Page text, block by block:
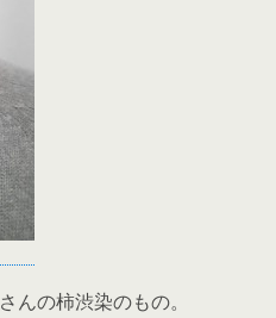
さんの柿渋染のもの。